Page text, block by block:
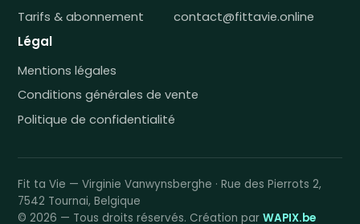
Tarifs & abonnement
contact@fittavie.online
Légal
Mentions légales
Conditions générales de vente
Politique de confidentialité
Fit ta Vie — Virginie Vanwynsberghe · Rue des Pierrots 2,
7542 Tournai, Belgique
© 2026 — Tous droits réservés. Création par WAPIX.be